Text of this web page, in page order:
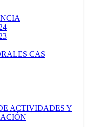
CAS
ACTIVIDADES Y